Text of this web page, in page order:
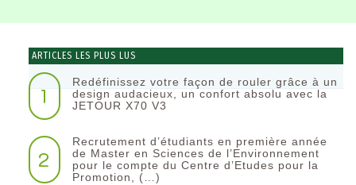
ARTICLES LES PLUS LUS
1
Redéfinissez votre façon de rouler grâce à un
design audacieux, un confort absolu avec la
JETOUR X70 V3
2
Recrutement d’étudiants en première année
de Master en Sciences de l’Environnement
pour le compte du Centre d’Etudes pour la
Promotion, (…)